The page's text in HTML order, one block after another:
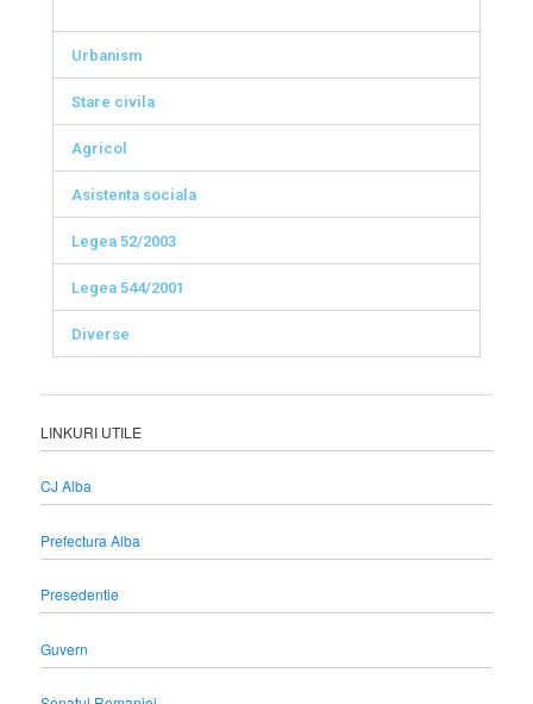
Urbanism
Stare civila
Agricol
Asistenta sociala
Legea 52/2003
Legea 544/2001
Diverse
LINKURI UTILE
CJ Alba
Prefectura Alba
Presedentie
Guvern